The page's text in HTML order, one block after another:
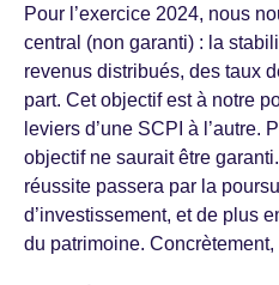
Pour l’exercice 2024, nous
central (non garanti) : la
revenus distribués, des taux
part. Cet objectif est à notre
leviers d’une SCPI à l’autre.
objectif ne saurait être
réussite passera par la
d’investissement, et de plus
du patrimoine.